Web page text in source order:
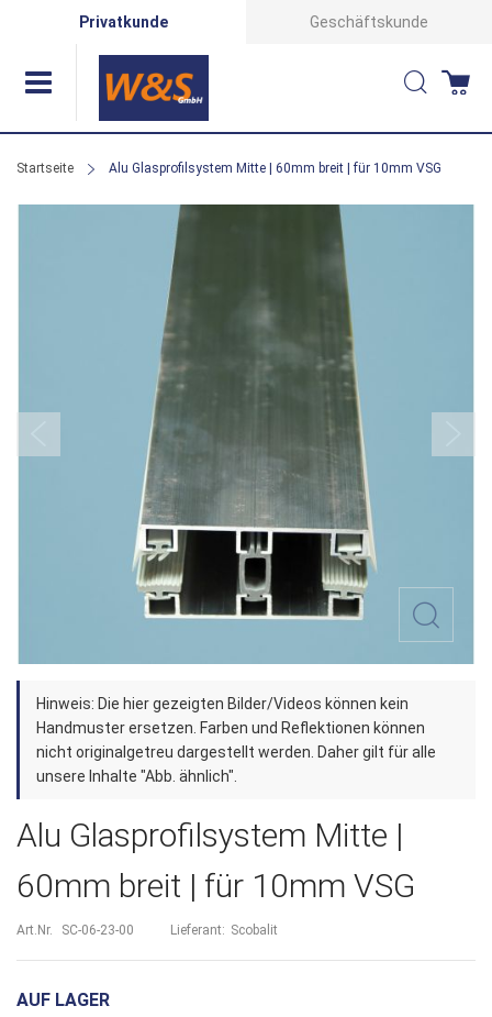
Privatkunde Geschäftskunde
Suche
Startseite Alu Glasprofilsystem Mitte | 60mm breit | für 10mm VSG
Zum
Anfang
der
Bildergalerie
Hinweis: Die hier gezeigten Bilder/Videos können kein
Handmuster ersetzen. Farben und Reflektionen können
nicht originalgetreu dargestellt werden. Daher gilt für alle
unsere Inhalte "Abb. ähnlich".
Alu Glasprofilsystem Mitte |
60mm breit | für 10mm VSG
Art.Nr. SC-06-23-00 Lieferant: Scobalit
AUF LAGER